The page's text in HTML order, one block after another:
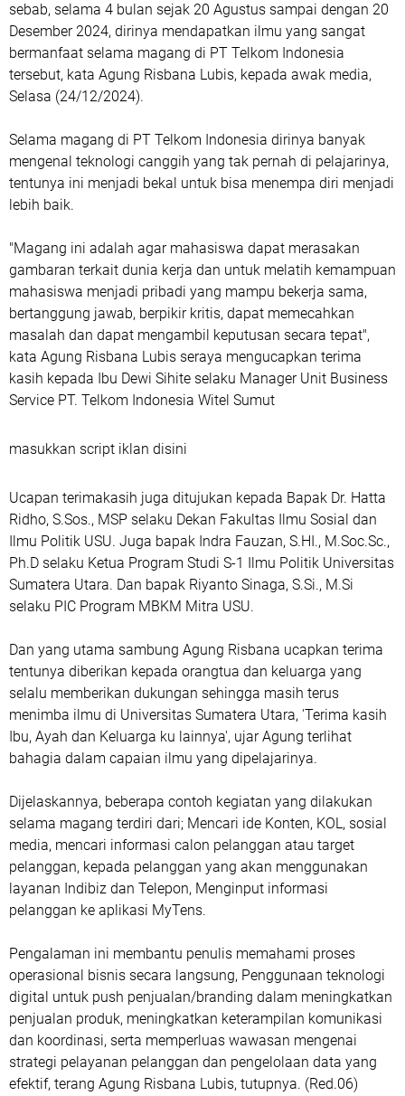
sebab, selama 4 bulan sejak 20 Agustus sampai dengan 20
Desember 2024, dirinya mendapatkan ilmu yang sangat
bermanfaat selama magang di PT Telkom Indonesia
tersebut, kata Agung Risbana Lubis, kepada awak media,
Selasa (24/12/2024).
Selama magang di PT Telkom Indonesia dirinya banyak
mengenal teknologi canggih yang tak pernah di pelajarinya,
tentunya ini menjadi bekal untuk bisa menempa diri menjadi
lebih baik.
"Magang ini adalah agar mahasiswa dapat merasakan
gambaran terkait dunia kerja dan untuk melatih kemampuan
mahasiswa menjadi pribadi yang mampu bekerja sama,
bertanggung jawab, berpikir kritis, dapat memecahkan
masalah dan dapat mengambil keputusan secara tepat",
kata Agung Risbana Lubis seraya mengucapkan terima
kasih kepada Ibu Dewi Sihite selaku Manager Unit Business
Service PT. Telkom Indonesia Witel Sumut
masukkan script iklan disini
Ucapan terimakasih juga ditujukan kepada Bapak Dr. Hatta
Ridho, S.Sos., MSP selaku Dekan Fakultas Ilmu Sosial dan
Ilmu Politik USU. Juga bapak Indra Fauzan, S.HI., M.Soc.Sc.,
Ph.D selaku Ketua Program Studi S-1 Ilmu Politik Universitas
Sumatera Utara. Dan bapak Riyanto Sinaga, S.Si., M.Si
selaku PIC Program MBKM Mitra USU.
Dan yang utama sambung Agung Risbana ucapkan terima
tentunya diberikan kepada orangtua dan keluarga yang
selalu memberikan dukungan sehingga masih terus
menimba ilmu di Universitas Sumatera Utara, 'Terima kasih
Ibu, Ayah dan Keluarga ku lainnya', ujar Agung terlihat
bahagia dalam capaian ilmu yang dipelajarinya.
Dijelaskannya, beberapa contoh kegiatan yang dilakukan
selama magang terdiri dari; Mencari ide Konten, KOL, sosial
media, mencari informasi calon pelanggan atau target
pelanggan, kepada pelanggan yang akan menggunakan
layanan Indibiz dan Telepon, Menginput informasi
pelanggan ke aplikasi MyTens.
Pengalaman ini membantu penulis memahami proses
operasional bisnis secara langsung, Penggunaan teknologi
digital untuk push penjualan/branding dalam meningkatkan
penjualan produk, meningkatkan keterampilan komunikasi
dan koordinasi, serta memperluas wawasan mengenai
strategi pelayanan pelanggan dan pengelolaan data yang
efektif, terang Agung Risbana Lubis, tutupnya. (Red.06)